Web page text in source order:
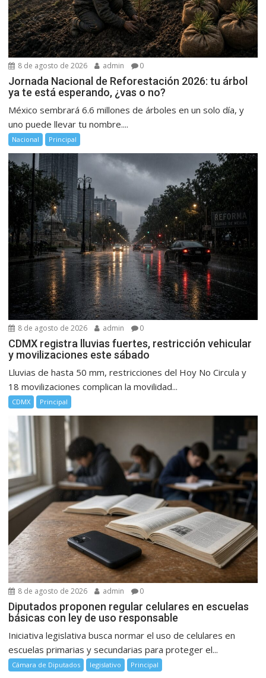
8 de agosto de 2026 admin 0
Jornada Nacional de Reforestación 2026: tu árbol
ya te está esperando, ¿vas o no?
México sembrará 6.6 millones de árboles en un solo día, y
uno puede llevar tu nombre....
Nacional Principal
8 de agosto de 2026 admin 0
CDMX registra lluvias fuertes, restricción vehicular
y movilizaciones este sábado
Lluvias de hasta 50 mm, restricciones del Hoy No Circula y
18 movilizaciones complican la movilidad...
CDMX Principal
8 de agosto de 2026 admin 0
Diputados proponen regular celulares en escuelas
básicas con ley de uso responsable
Iniciativa legislativa busca normar el uso de celulares en
escuelas primarias y secundarias para proteger el...
Cámara de Diputados legislativo Principal